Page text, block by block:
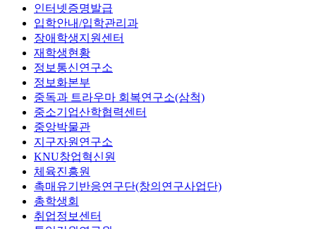
인터넷증명발급
입학안내/입학관리과
장애학생지원센터
재학생현황
정보통신연구소
정보화본부
중독과 트라우마 회복연구소(삼척)
중소기업산학협력센터
중앙박물관
지구자원연구소
KNU창업혁신원
체육진흥원
촉매유기반응연구단(창의연구사업단)
총학생회
취업정보센터